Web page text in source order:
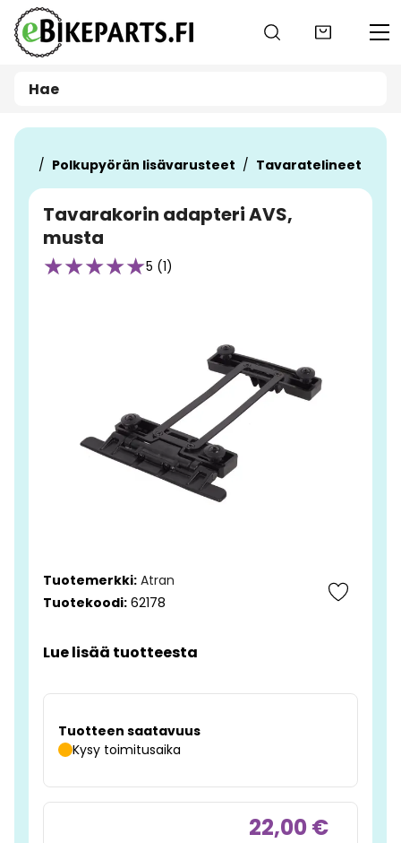
Siirry pääsisältöön
Polkupyörän lisävarusteet Tavaratelineet
Tavarakorin adapteri AVS,
musta
5 (1)
Tuotemerkki: Atran
Tuotekoodi: 62178
Lue lisää tuotteesta
Tuotteen saatavuus
Kysy toimitusaika
22,00 €